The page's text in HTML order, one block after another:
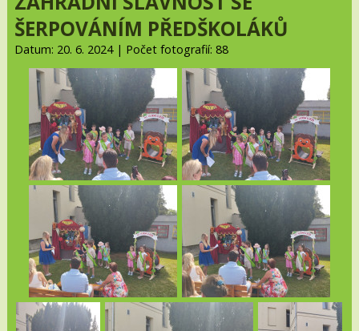
ŠERPOVÁNÍM PŘEDŠKOLÁKŮ
Datum: 20. 6. 2024 | Počet fotografií: 88